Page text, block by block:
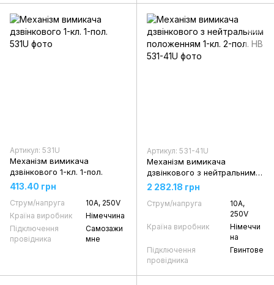
Артикул: 531U
Механізм вимикача
дзвінкового 1-кл. 1-пол.
413.40 грн
Струм/напруга
10А, 250V
Країна виробник
Німеччина
Підключення
провідника
Самозажи
мне
Артикул: 531-41U
Механізм вимикача
дзвінкового з нейтральним
положенням 1-кл. 2-пол. НВ
2 282.18 грн
Струм/напруга
10А,
250V
Країна виробник
Німеччи
на
Підключення
провідника
Гвинтове